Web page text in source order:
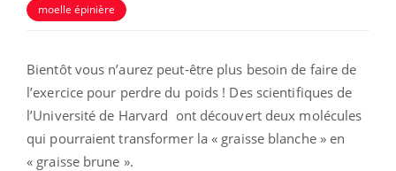
moelle épinière
Bientôt vous n’aurez peut-être plus besoin de faire de
l’exercice pour perdre du poids ! Des scientifiques de
l’Université de Harvard ont découvert deux molécules
qui pourraient transformer la « graisse blanche » en
« graisse brune ».